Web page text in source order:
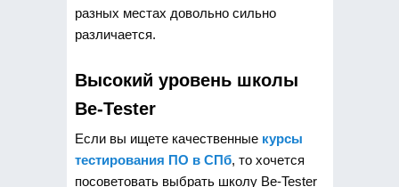
разных местах довольно сильно
различается.
Высокий уровень школы
Be-Tester
Если вы ищете качественные курсы
тестирования ПО в СПб, то хочется
посоветовать выбрать школу Be-Tester